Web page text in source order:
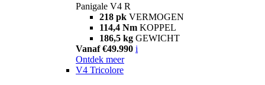
Panigale V4 R
218 pk VERMOGEN
114,4 Nm KOPPEL
186,5 kg GEWICHT
Vanaf €49.990 i
Ontdek meer
V4 Tricolore